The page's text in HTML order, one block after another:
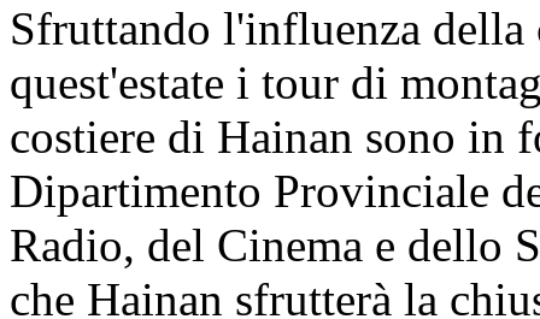
Sfruttando l'influenza
quest'estate i tour di
costiere di Hainan sono in
Dipartimento Provinciale
Radio, del Cinema e dello
che Hainan sfrutterà la